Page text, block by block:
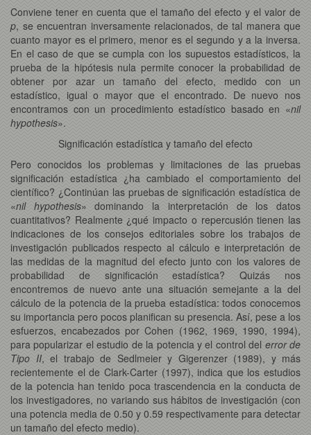
Conviene tener en cuenta que el tamaño del efecto y el valor de
p, se encuentran inversamente relacionados, de tal manera que
cuanto mayor es el primero, menor es el segundo y a la inversa.
En el caso de que se cumpla con los supuestos estadísticos, la
prueba de la hipótesis nula permite conocer la probabilidad de
obtener por azar un tamaño del efecto, medido con un
estadístico, igual o mayor que el encontrado. De nuevo nos
encontramos con un procedimiento estadístico basado en «nil
hypothesis».
Significación estadística y tamaño del efecto
Pero conocidos los problemas y limitaciones de las pruebas
significación estadística ¿ha cambiado el comportamiento del
científico? ¿Continúan las pruebas de significación estadística de
«nil hypothesis» dominando la interpretación de los datos
cuantitativos? Realmente ¿qué impacto o repercusión tienen las
indicaciones de los consejos editoriales sobre los trabajos de
investigación publicados respecto al cálculo e interpretación de
las medidas de la magnitud del efecto junto con los valores de
probabilidad de significación estadística? Quizás nos
encontremos de nuevo ante una situación semejante a la del
cálculo de la potencia de la prueba estadística: todos conocemos
su importancia pero pocos planifican su presencia. Así, pese a los
esfuerzos, encabezados por Cohen (1962, 1969, 1990, 1994),
para popularizar el estudio de la potencia y el control del error de
Tipo II, el trabajo de Sedlmeier y Gigerenzer (1989), y más
recientemente el de Clark-Carter (1997), indica que los estudios
de la potencia han tenido poca trascendencia en la conducta de
los investigadores, no variando sus hábitos de investigación (con
una potencia media de 0.50 y 0.59 respectivamente para detectar
un tamaño del efecto medio).